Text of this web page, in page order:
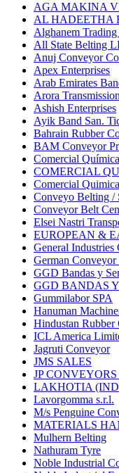
AGA MAKINA
AL HADEETHA
Alghanem Trading
All State Belting
Anuj Conveyor
Apex Enterprises
Arab Emirates
Arora
Ashish Enterprises
Ayik Band San.
Bahrain Rubber
BAM Conveyor
Comercial
COMERCIAL
Comercial
Conveyo Belting /
Conveyor Belt
Elsei Nastri
EUROPEAN &
General Industries
German
GGD Bandas y
GGD BANDAS
Gummilabor SPA
Hanuman
Hindustan Rubber
ICL America
Jagruti Conveyor
JMS SALES
JP
LAKHOTIA
Lavorgomma s.r.l.
M/s Penguine
MATERIALS
Mulhern Belting
Nathuram Tyre
Noble Industrial